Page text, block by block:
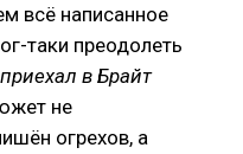
всё написанное
таки преодолеть
в Брайт
не
огрехов, а